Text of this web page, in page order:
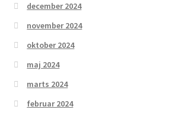
december 2024
november 2024
oktober 2024
maj 2024
marts 2024
februar 2024